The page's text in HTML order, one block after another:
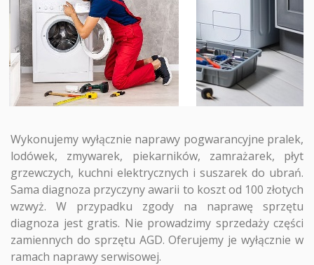
Wykonujemy wyłącznie naprawy pogwarancyjne pralek,
lodówek, zmywarek, piekarników, zamrażarek, płyt
grzewczych, kuchni elektrycznych i suszarek do ubrań.
Sama diagnoza przyczyny awarii to koszt od 100 złotych
wzwyż. W przypadku zgody na naprawę sprzętu
diagnoza jest gratis. Nie prowadzimy sprzedaży części
zamiennych do sprzętu AGD. Oferujemy je wyłącznie w
ramach naprawy serwisowej.